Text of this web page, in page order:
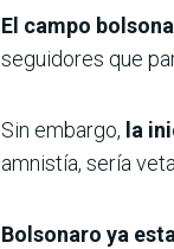
El campo
seguidores que
Sin embargo, la
amnistía, sería
Bolsonaro ya